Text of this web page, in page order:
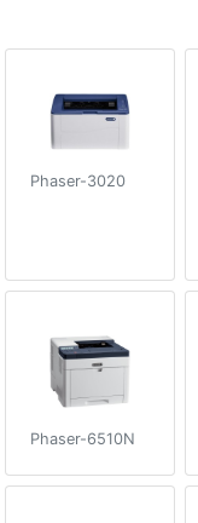
Phaser-3020
Phaser-6510N